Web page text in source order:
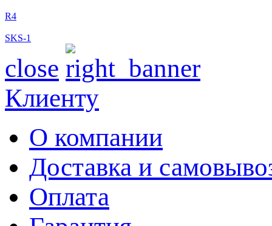
R4
SKS-1
close
Клиенту
О компании
Доставка и
Оплата